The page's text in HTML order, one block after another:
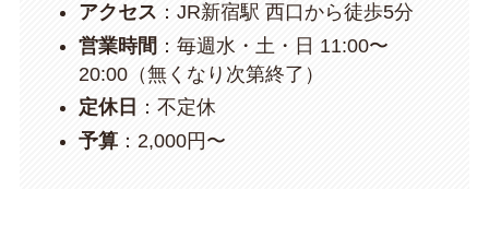
アクセス ：JR新宿駅 西口から徒歩5分
営業時間 ：毎週水・土・日 11:00〜
20:00（無くなり次第終了）
定休日 ：不定休
予算：2,000円〜